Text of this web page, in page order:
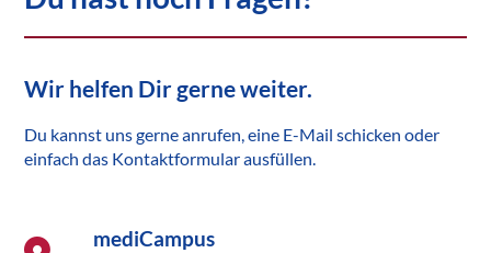
Wir helfen Dir gerne weiter.
Du kannst uns gerne anrufen, eine E-Mail schicken oder
einfach das Kontaktformular ausfüllen.
mediCampus